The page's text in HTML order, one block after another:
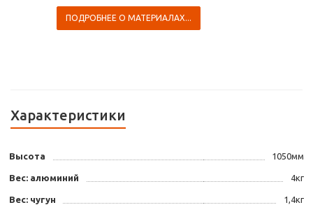
ПОДРОБНЕЕ О МАТЕРИАЛАХ...
Характеристики
Высота 1050мм
Вес: алюминий 4кг
Вес: чугун 1,4кг